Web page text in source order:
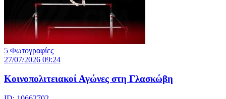
5 Φωτογραφίες
27/07/2026 09:24
Κοινοπολιτειακοί Αγώνες στη Γλασκώβη